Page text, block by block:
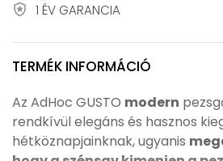
local_police 1 ÉV GARANCIA
TERMÉK INFORMÁCIÓ
Az AdHoc GUSTO modern
rendkívül elegáns és hasznos
hétköznapjainknak, ugyanis